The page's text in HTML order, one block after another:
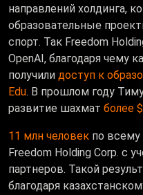
направлений холдинга,
образовательные
спорт. Так Freedom
OpenAI, благодаря чему
получили доступ к
Edu. В прошлом году
развитие шахмат более
11 млн человек по
Freedom Holding Corp. с
партнеров. Такой
благодаря